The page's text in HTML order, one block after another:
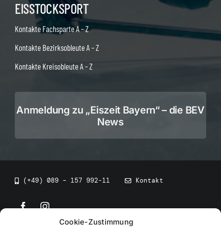
Cookie-Zustimmung
EISSTOCKSPORT
Kontakte Fachsparte A – Z
Kontakte Bezirksobleute A – Z
Kontakte Kreisobleute A – Z
Anmeldung zu „Eiszeit Bayern“ – die BEV
News
(+49) 089 – 157 992-11 Kontakt